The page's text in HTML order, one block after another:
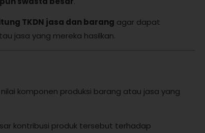
TKDN jasa dan barang agar dapat
jasa yang mereka hasilkan.
komponen produksi barang atau jasa yang
kontribusi produk tersebut terhadap